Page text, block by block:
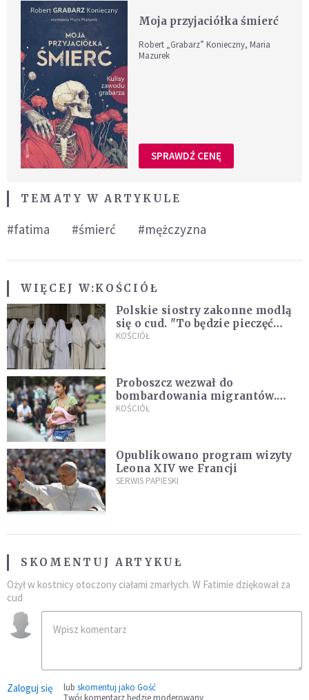
Moja przyjaciółka śmierć
Robert „Grabarz” Konieczny, Maria
Mazurek
SPRAWDŹ CENĘ
TEMATY W ARTYKULE
#fatima #śmierć #mężczyzna
WIĘCEJ W:KOŚCIÓŁ
Polskie siostry zakonne modlą
się o cud. "To będzie pieczęć
Pana Boga dla naszej wiary"
KOŚCIÓŁ
Proboszcz wezwał do
bombardowania migrantów.
"Masowy ogień przeciwko
KOŚCIÓŁ
Opublikowano program wizyty
Leona XIV we Francji
SERWIS PAPIESKI
SKOMENTUJ ARTYKUŁ
Ożył w kostnicy otoczony ciałami zmarłych. W Fatimie dziękował za
cud
Zaloguj się lub skomentuj jako Gość
Twój komentarz będzie moderowany